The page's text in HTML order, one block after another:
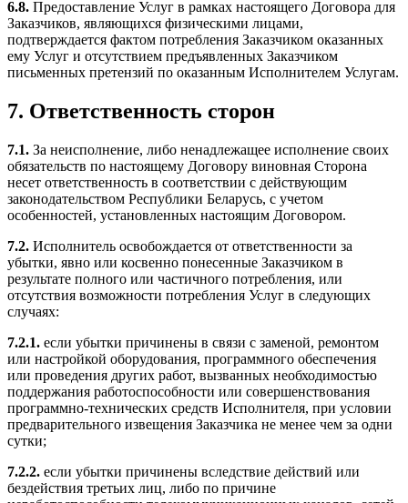
6.8. Предоставление Услуг в рамках настоящего Договора для
Заказчиков, являющихся физическими лицами,
подтверждается фактом потребления Заказчиком оказанных
ему Услуг и отсутствием предъявленных Заказчиком
письменных претензий по оказанным Исполнителем Услугам.
7. Ответственность сторон
7.1. За неисполнение, либо ненадлежащее исполнение своих
обязательств по настоящему Договору виновная Сторона
несет ответственность в соответствии с действующим
законодательством Республики Беларусь, с учетом
особенностей, установленных настоящим Договором.
7.2. Исполнитель освобождается от ответственности за
убытки, явно или косвенно понесенные Заказчиком в
результате полного или частичного потребления, или
отсутствия возможности потребления Услуг в следующих
случаях:
7.2.1. если убытки причинены в связи с заменой, ремонтом
или настройкой оборудования, программного обеспечения
или проведения других работ, вызванных необходимостью
поддержания работоспособности или совершенствования
программно-технических средств Исполнителя, при условии
предварительного извещения Заказчика не менее чем за одни
сутки;
7.2.2. если убытки причинены вследствие действий или
бездействия третьих лиц, либо по причине